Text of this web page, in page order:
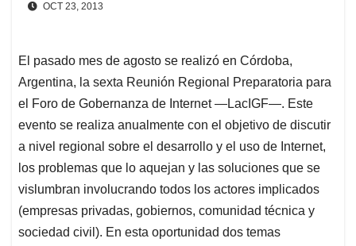
OCT 23, 2013
El pasado mes de agosto se realizó en Córdoba,
Argentina, la sexta Reunión Regional Preparatoria para
el Foro de Gobernanza de Internet —LacIGF—. Este
evento se realiza anualmente con el objetivo de discutir
a nivel regional sobre el desarrollo y el uso de Internet,
los problemas que lo aquejan y las soluciones que se
vislumbran involucrando todos los actores implicados
(empresas privadas, gobiernos, comunidad técnica y
sociedad civil). En esta oportunidad dos temas